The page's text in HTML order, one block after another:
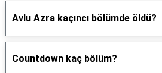
Avlu Azra kaçıncı bölümde öldü?
Countdown kaç bölüm?